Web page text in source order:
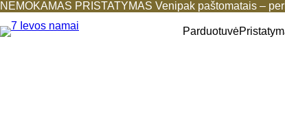
NEMOKAMAS PRISTATYMAS Venipak paštomatais –
Parduotuvė